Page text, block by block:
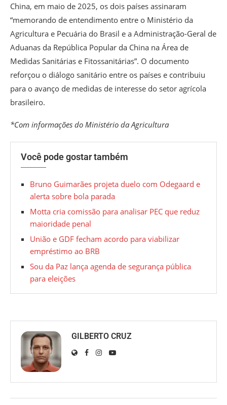
China, em maio de 2025, os dois países assinaram
“memorando de entendimento entre o Ministério da
Agricultura e Pecuária do Brasil e a Administração-Geral de
Aduanas da República Popular da China na Área de
Medidas Sanitárias e Fitossanitárias”. O documento
reforçou o diálogo sanitário entre os países e contribuiu
para o avanço de medidas de interesse do setor agrícola
brasileiro.
*Com informações do Ministério da Agricultura
Você pode gostar também
Bruno Guimarães projeta duelo com Odegaard e
alerta sobre bola parada
Motta cria comissão para analisar PEC que reduz
maioridade penal
União e GDF fecham acordo para viabilizar
empréstimo ao BRB
Sou da Paz lança agenda de segurança pública
para eleições
GILBERTO CRUZ